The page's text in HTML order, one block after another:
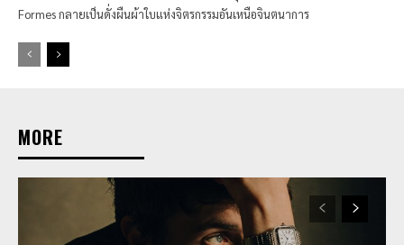
Formes กลายเป็นดั่งผืนผ้าใบแห่งจิตรกรรมอันเหนือจินตนาการ
MORE